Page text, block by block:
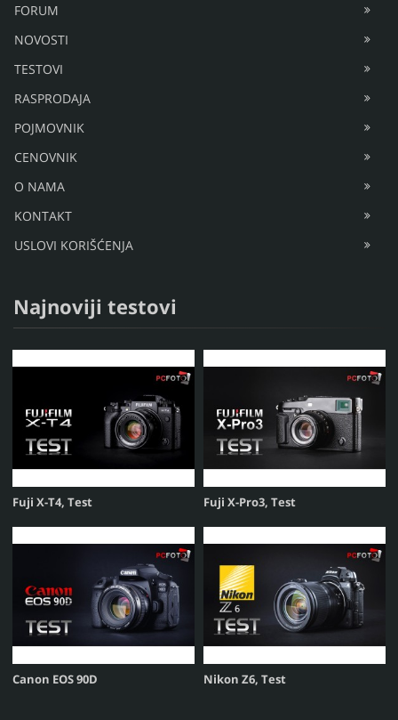
FORUM
NOVOSTI
TESTOVI
RASPRODAJA
POJMOVNIK
CENOVNIK
O NAMA
KONTAKT
USLOVI KORIŠĆENJA
Najnoviji testovi
Fuji X-T4, Test Fuji X-Pro3, Test
Canon EOS 90D Nikon Z6, Test